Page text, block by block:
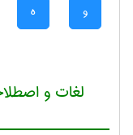
و ه
لغات و